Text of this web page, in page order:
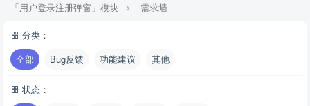
「用户登录注册弹窗」模块 需求墙
分类：
全部
Bug反馈 功能建议 其他
状态：